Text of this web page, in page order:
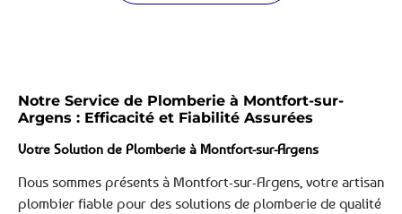
Notre Service de Plomberie à Montfort-sur-
Argens : Efficacité et Fiabilité Assurées
Votre Solution de Plomberie à Montfort-sur-Argens
Nous sommes présents à Montfort-sur-Argens, votre artisan
plombier fiable pour des solutions de plomberie de qualité